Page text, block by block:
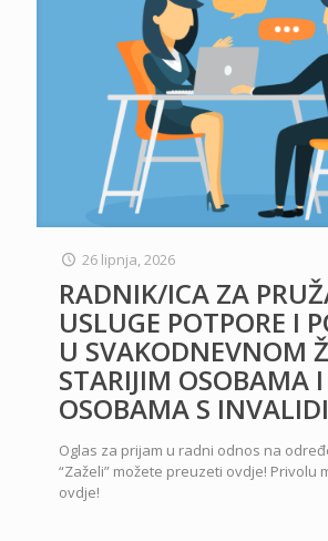
26 lipnja, 2026
RADNIK/ICA ZA
USLUGE POTPORE I
U SVAKODNEVNOM
STARIJIM OSOBAMA I
OSOBAMA S
Oglas za prijam u radni odnos na
“Zaželi” možete preuzeti ovdje! Privolu
ovdje!